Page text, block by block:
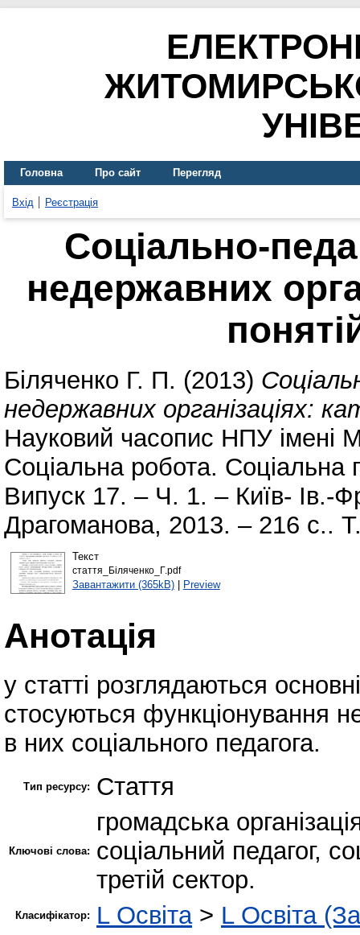
Головна Про сайт Перегляд
Вхід Реєстрація
Соціально-
недержавних
Біляченко Г. П. (2013)
недержавних організаціях:
Науковий часопис НПУ імені
Соціальна робота. Соціальна
Випуск 17. – Ч. 1. – Київ- Ів.-
Драгоманова, 2013. – 216 с..
Текст
стаття_Біляченко_Г.pdf
Завантажити (365kB)| Preview
Анотація
у статті розглядаються
стосуються функціонування
в них соціального педагога.
Тип ресурсу: Стаття
Ключові слова:
громадська
соціальний педагог,
третій сектор.
Класифікатор: L Освіта> L Освіта